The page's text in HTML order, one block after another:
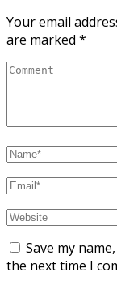
Your email
are marked *
Save my
the next time I